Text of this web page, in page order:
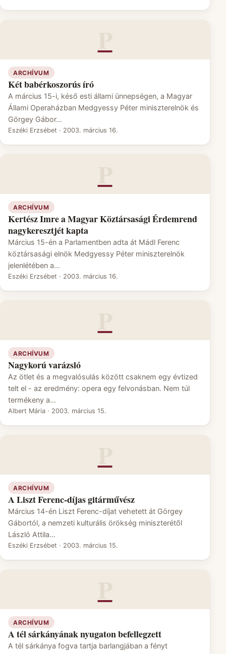
ARCHÍVUM
Két babérkoszorús író
A március 15-i, késő esti állami ünnepségen, a Magyar
Állami Operaházban Medgyessy Péter miniszterelnök és
Görgey Gábor…
Eszéki Erzsébet · 2003. március 16.
ARCHÍVUM
Kertész Imre a Magyar Köztársasági Érdemrend
nagykeresztjét kapta
Március 15-én a Parlamentben adta át Mádl Ferenc
köztársasági elnök Medgyessy Péter miniszterelnök
jelenlétében a…
Eszéki Erzsébet · 2003. március 16.
ARCHÍVUM
Nagykorú varázsló
Az ötlet és a megvalósulás között csaknem egy évtized
telt el - az eredmény: opera egy felvonásban. Nem túl
termékeny a…
Albert Mária · 2003. március 15.
ARCHÍVUM
A Liszt Ferenc-díjas gitárművész
Március 14-én Liszt Ferenc-díjat vehetett át Görgey
Gábortól, a nemzeti kulturális örökség miniszterétől
László Attila…
Eszéki Erzsébet · 2003. március 15.
ARCHÍVUM
A tél sárkányának nyugaton befellegzett
A tél sárkánya fogva tartja barlangjában a fényt